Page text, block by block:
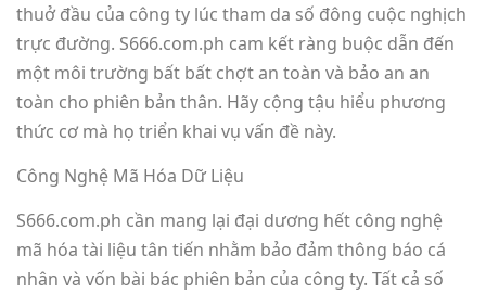
thuở đầu của công ty lúc tham da số đông cuộc nghịch
trực đường. S666.com.ph cam kết ràng buộc dẫn đến
một môi trường bất bất chợt an toàn và bảo an an
toàn cho phiên bản thân. Hãy cộng tậu hiểu phương
thức cơ mà họ triển khai vụ vấn đề này.
Công Nghệ Mã Hóa Dữ Liệu
S666.com.ph cần mang lại đại dương hết công nghệ
mã hóa tài liệu tân tiến nhằm bảo đảm thông báo cá
nhân và vốn bài bác phiên bản của công ty. Tất cả số